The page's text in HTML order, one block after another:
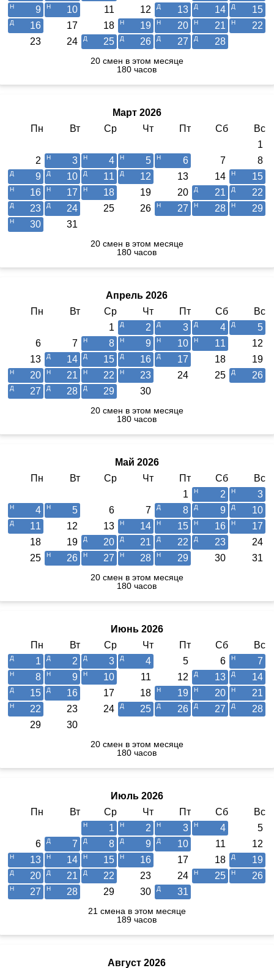
9
10 11 12 13 14
15
16
17 18 19 20 21
22
23
24 25 26 27 28
20 смен в этом месяце
180 часов
Март 2026
Пн
Вт Ср Чт Пт Сб
Вс
1
2
3 4 5 6 7
8
9
10 11 12 13 14
15
16
17 18 19 20 21
22
23
24 25 26 27 28
29
30
31
20 смен в этом месяце
180 часов
Апрель 2026
Пн
Вт Ср Чт Пт Сб
Вс
1
2 3 4
5
6
7 8 9 10 11
12
13
14 15 16 17 18
19
20
21 22 23 24 25
26
27
28 29 30
20 смен в этом месяце
180 часов
Май 2026
Пн
Вт Ср Чт Пт Сб
Вс
1
2
3
4
5 6 7 8 9
10
11
12 13 14 15 16
17
18
19 20 21 22 23
24
25
26 27 28 29 30 31
20 смен в этом месяце
180 часов
Июнь 2026
Пн
Вт Ср Чт Пт Сб
Вс
1
2 3 4 5 6
7
8
9 10 11 12 13
14
15
16 17 18 19 20
21
22
23 24 25 26 27
28
29
30
20 смен в этом месяце
180 часов
Июль 2026
Пн
Вт Ср Чт Пт Сб
Вс
1
2 3 4
5
6
7 8 9 10 11
12
13
14 15 16 17 18
19
20
21 22 23 24 25
26
27
28 29 30 31
21 смена в этом месяце
189 часов
Август 2026